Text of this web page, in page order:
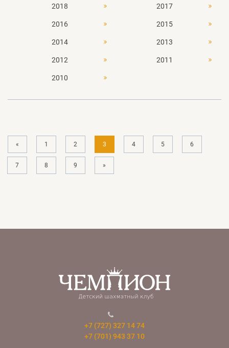
2018 2017
2016 2015
2014 2013
2012 2011
2010
« 1 2 3 4 5 6
7 8 9 »
+7 (727) 327 14 74
+7 (701) 943 37 10